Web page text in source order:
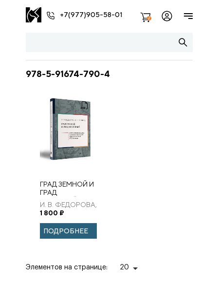
+7(977)905-58-01 2
978-5-91674-790-4
ГРАД ЗЕМНОЙ И
ГРАД
НЕБЕСНЫЙ:
ИЕРУСАЛИМ В
ОПИСАНИЯХ
ПАЛОМНИКОВ И
РУССКОЙ
И. В. ФЕДОРОВА,
И. А. ПОЛЯКОВ
1 800 ₽
ПОДРОБНЕЕ
Элементов на странице: 20